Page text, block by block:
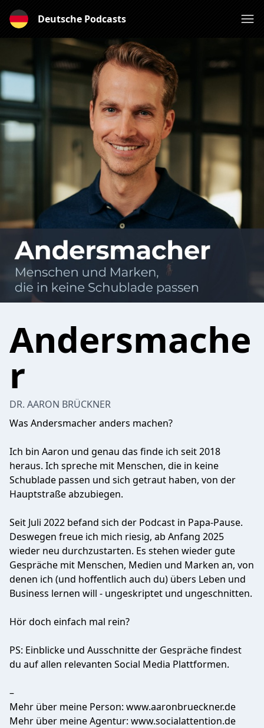
Deutsche Podcasts
Andersmache
r
DR. AARON BRÜCKNER
Was Andersmacher anders machen?
Ich bin Aaron und genau das finde ich seit 2018
heraus. Ich spreche mit Menschen, die in keine
Schublade passen und sich getraut haben, von der
Hauptstraße abzubiegen.
Seit Juli 2022 befand sich der Podcast in Papa-Pause.
Deswegen freue ich mich riesig, ab Anfang 2025
wieder neu durchzustarten. Es stehen wieder gute
Gespräche mit Menschen, Medien und Marken an, von
denen ich (und hoffentlich auch du) übers Leben und
Business lernen will - ungeskriptet und ungeschnitten.
Hör doch einfach mal rein?
PS: Einblicke und Ausschnitte der Gespräche findest
du auf allen relevanten Social Media Plattformen.
–
Mehr über meine Person: www.aaronbrueckner.de
Mehr über meine Agentur: www.socialattention.de